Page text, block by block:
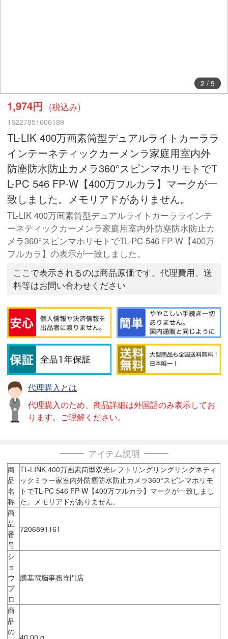
2/ 9
1,974円 (税込み)
16227851606189
TL-LIK 400万画素筒型デュアルライトカーララ
インテーネティックカーメンラ家庭用室内外
防塵防水防止カメラ360°スピンマホリモトでT
L-PC 546 FP-W【400万フルカラ】マークが一
致しました。メモリアドがありません。
TL-LIK 400万画素筒型デュアルライトカーララインテ
ーネティックカーメンラ家庭用室内外防塵防水防止カ
メラ360°スピンマホリモトでTL-PC 546 FP-W【400万
フルカラ】の表示が一致しました。
ここで表示されるのは商品原価です。代理費用、送
料等はお問い合わせください
代理購入とは
代理購入のため、商品詳細は外国語のみ表示してお
ります。ご理解ください。
アイテム説明
商
品
名
称
TL-LINK 400万画素筒型双光レフトリングリングリングネティ
ックミラー家室内外防塵防水防止カメラ360°スピンマホリモ
トでTL-PC 546 FP-W【400万フルカラ】マークが一致しまし
た。メモリアドがありません。
商
品
番
号
7206891161
シ
ョ
ウ
プ
ロ
騰基電脳事務専門店
商
品
の
40.00 g